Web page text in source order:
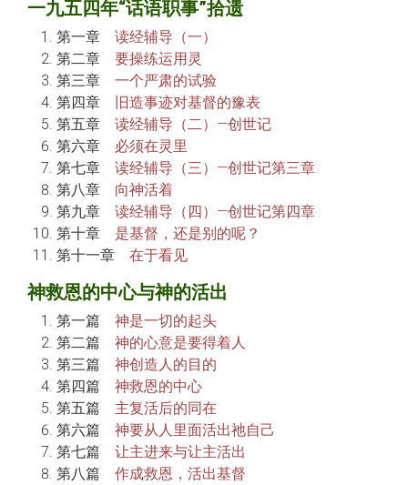
一九五四年“话语职事”拾遗
第一章 读经辅导（一）
第二章 要操练运用灵
第三章 一个严肃的试验
第四章
旧造事迹对基督的豫表
第五章 读经辅导（二）—创世记
第六章 必须在灵里
第七章 读经辅导（三）—创世记第三章
第八章 向神活着
第九章 读经辅导（四）—创世记第四章
第十章 是基督，还是别的呢？
第十一章 在于看见
神救恩的中心与神的活出
第一篇 神是一切的起头
第二篇 神的心意是要得着人
第三篇 神创造人的目的
第四篇 神救恩的中心
第五篇 主复活后的同在
第六篇 神要从人里面活出祂自己
第七篇 让主进来与让主活出
第八篇 作成救恩，活出基督